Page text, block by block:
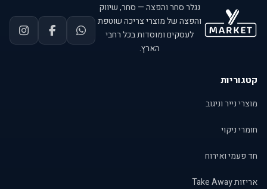
נגלר סחר והפצה — סחר, שיווק
והפצה של מוצרי צריכה שוטפת
לעסקים ומוסדות בכל רחבי
הארץ.
קטגוריות
מוצרי נייר וניגוב
חומרי ניקוי
חד פעמי ואירוח
אריזות Take Away